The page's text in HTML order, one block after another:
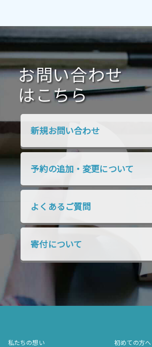
2021年1月 2020年12月
2020年10月 2020年9月
2020年7月 2020年6月
2020年4月 2020年3月 2020
2019年10月 2019年9月
2018年7月 2018年6月
2018年4月 2018年3月
2018年1月 2017年12月
2017年10月 2017年9月 2017
2017年4月
お問い合わせ
はこちら
新規お問い合わせ
予約の追加・変更について
よくあるご質問
寄付について
私たちの想い 初めての方へ